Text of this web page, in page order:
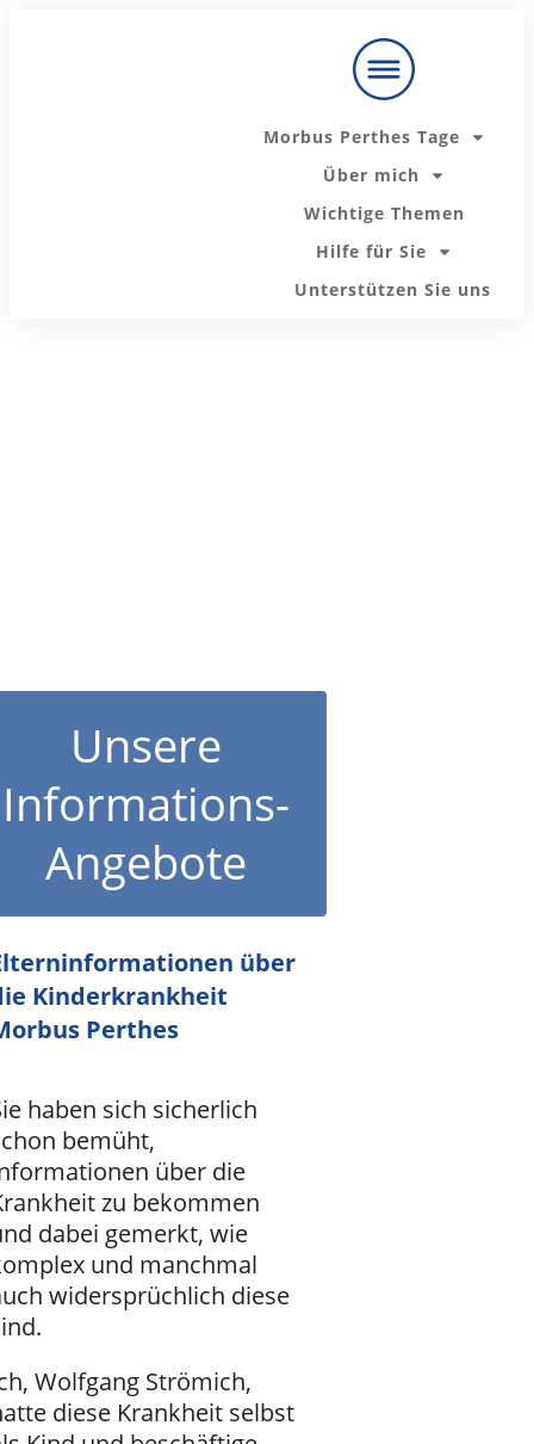
Morbus Perthes Tage
Über mich
Wichtige Themen
Hilfe für Sie
Unterstützen Sie uns
Unsere
Informations-
Angebote
über
Kinderkrankheit
Perthes
haben sich sicherlich
bemüht,
über die
zu bekommen
dabei gemerkt, wie
und manchmal
widersprüchlich diese
Wolfgang Strömich,
diese Krankheit selbst
Holen Sie sich
Ihren Ratgeber
Der nächste "Morbus Perthes Tag" startet bald
Hier informieren!